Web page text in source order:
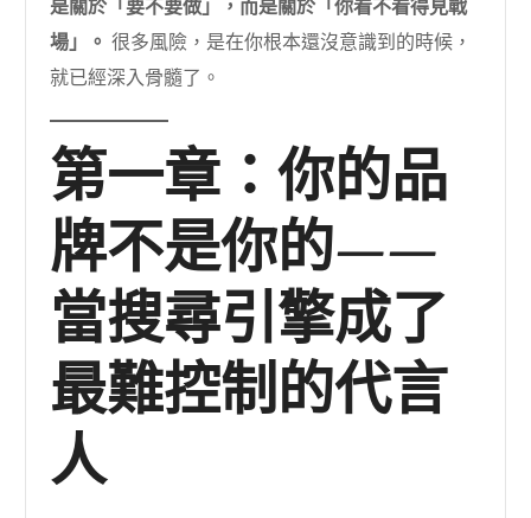
是關於「要不要做」，而是關於「你看不看得見戰
場」。 很多風險，是在你根本還沒意識到的時候，
就已經深入骨髓了。
第一章：你的品
牌不是你的——
當搜尋引擎成了
最難控制的代言
人